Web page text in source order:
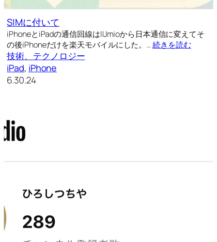
SIMに付いて
iPhoneとiPadの通信回線はIIJmioから日本通信に変えてそ
の後iPhoneだけを楽天モバイルにした。…続きを読む
技術、テクノロジー
iPad, iPhone
6.30.24